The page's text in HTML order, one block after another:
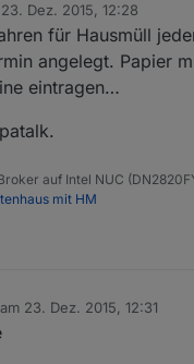
23. Dez. 2015, 12:28
von
für Hausmüll
angelegt. Papier
eintragen…
auf Intel NUC
mit HM
23. Dez. 2015, 12:31
von